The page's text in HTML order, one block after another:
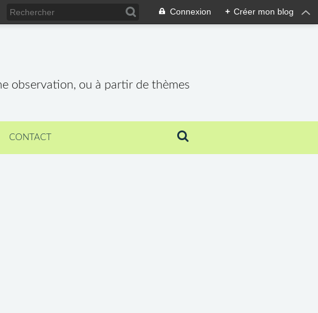
Connexion + Créer mon blog
observation, ou à partir de thèmes
CONTACT